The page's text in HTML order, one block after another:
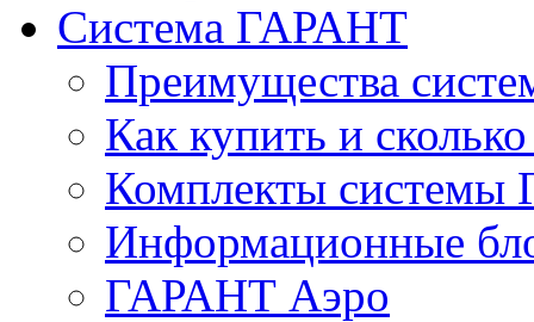
Система ГАРАНТ
Преимущества
Как купить и
Комплекты
Информационные
ГАРАНТ Аэро